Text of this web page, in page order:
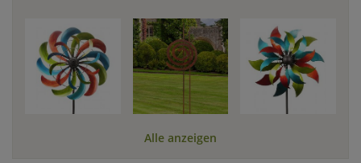
Alle anzeigen